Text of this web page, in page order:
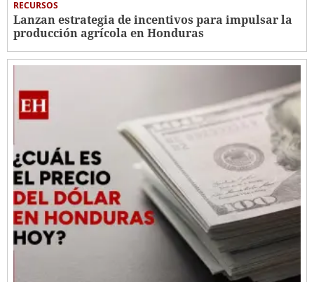
RECURSOS
Lanzan estrategia de incentivos para impulsar la
producción agrícola en Honduras